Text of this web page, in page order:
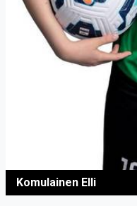
Komulainen Elli